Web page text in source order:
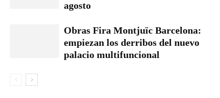
agosto
Obras Fira Montjuïc Barcelona:
empiezan los derribos del nuevo
palacio multifuncional